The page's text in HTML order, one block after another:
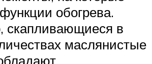
обогрева.
скапливающиеся в
маслянистые